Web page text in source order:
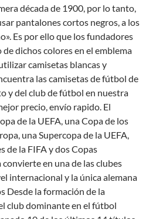
década de 1900, por lo tanto,
pantalones cortos negros, a los
Es por ello que los fundadores
dichos colores en el emblema
camisetas blancas y
las camisetas de fútbol de
y del club de fútbol en nuestra
precio, envío rapido. El
de la UEFA, una Copa de los
una Supercopa de la UEFA,
de la FIFA y dos Copas
en una de las clubes
internacional y la única alemana
Desde la formación de la
club dominante en el fútbol